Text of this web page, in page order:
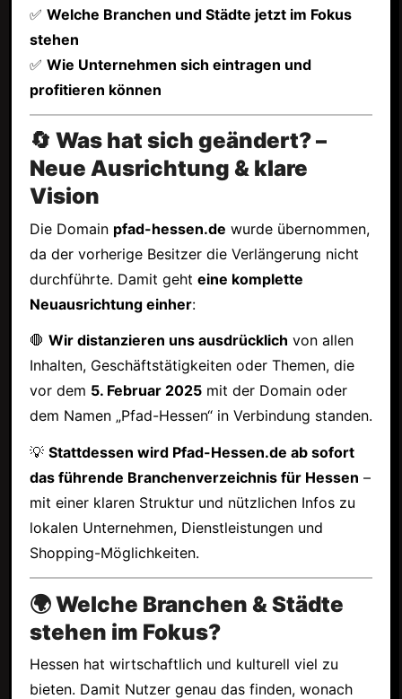
✅ Welche Branchen und Städte jetzt im Fokus
stehen
✅ Wie Unternehmen sich eintragen und
profitieren können
🔄 Was hat sich geändert? –
Neue Ausrichtung & klare
Vision
Die Domain pfad-hessen.de wurde übernommen,
da der vorherige Besitzer die Verlängerung nicht
durchführte. Damit geht eine komplette
Neuausrichtung einher:
🛑 Wir distanzieren uns ausdrücklich von allen
Inhalten, Geschäftstätigkeiten oder Themen, die
vor dem 5. Februar 2025mit der Domain oder
dem Namen „Pfad-Hessen“ in Verbindung standen.
💡 Stattdessen wird Pfad-Hessen.de ab sofort
das führende Branchenverzeichnis für Hessen –
mit einer klaren Struktur und nützlichen Infos zu
lokalen Unternehmen, Dienstleistungen und
Shopping-Möglichkeiten.
🌍 Welche Branchen & Städte
stehen im Fokus?
Hessen hat wirtschaftlich und kulturell viel zu
bieten. Damit Nutzer genau das finden, wonach